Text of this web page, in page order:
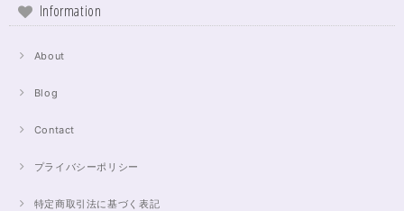
Information
About
Blog
Contact
プライバシーポリシー
特定商取引法に基づく表記